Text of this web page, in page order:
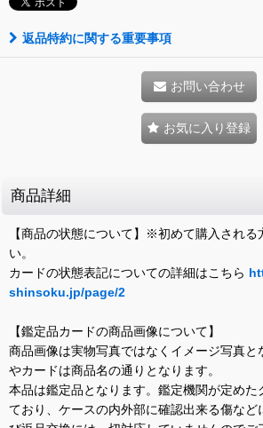
返品特約に関する重要事項
お問い合わせ
お気に入り登録
商品詳細
【商品の状態について】※初めて購入される
い。
カードの状態表記についての詳細はこちら
shinsoku.jp/page/2
【鑑定品カードの商品画像について】
商品画像は実物写真ではなくイメージ写真と
やカードは商品名の通りとなります。
本品は鑑定品となります。鑑定機関が定めた
ており、ケースの内外部に確認出来る傷など